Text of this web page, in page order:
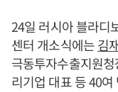
24일 러시아 블라디
센터 개소식에는김
극동투자수출지원
리기업 대표 등 40